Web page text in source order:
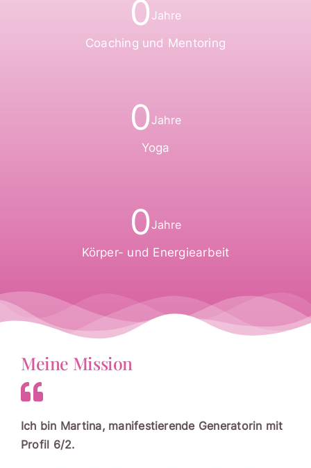
0 Jahre
Coaching und Mentoring
0Jahre
Yoga
0Jahre
Körper- und Energiearbeit
Meine Mission
Ich bin Martina, manifestierende Generatorin mit
Profil 6/2.